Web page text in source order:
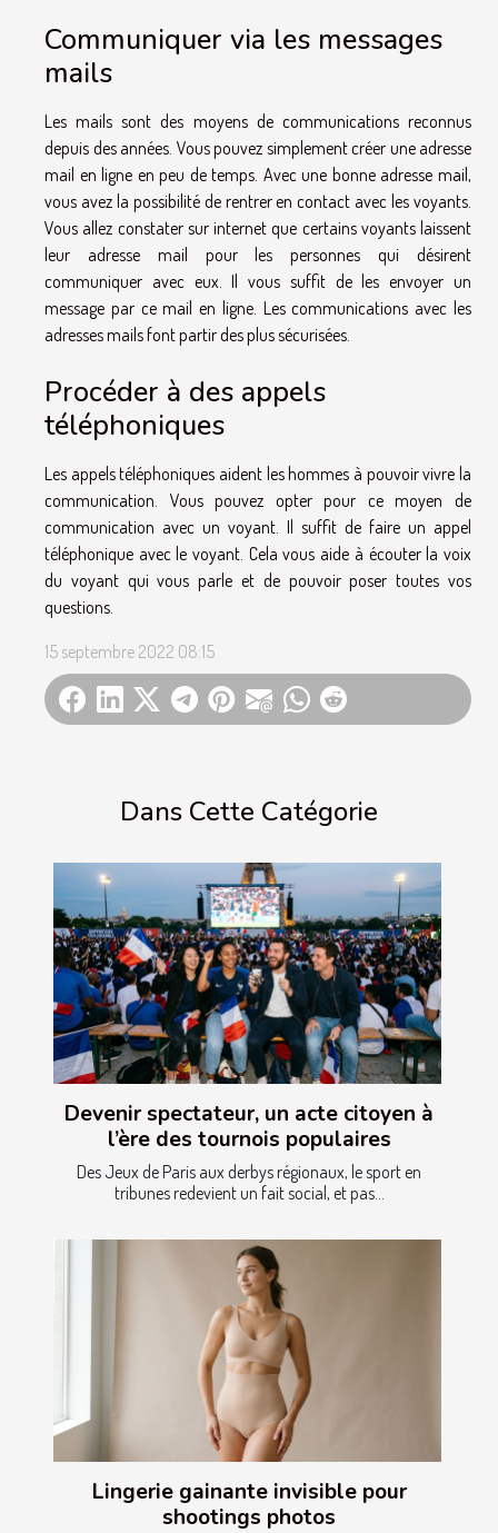
Dans Cette Catégorie
Devenir spectateur, un acte citoyen à
l’ère des tournois populaires
Des Jeux de Paris aux derbys régionaux, le sport en
tribunes redevient un fait social, et pas...
Lingerie gainante invisible pour
shootings photos
Communiquer via les messages
mails
Les mails sont des moyens de communications reconnus
depuis des années. Vous pouvez simplement créer une adresse
mail en ligne en peu de temps. Avec une bonne adresse mail,
vous avez la possibilité de rentrer en contact avec les voyants.
Vous allez constater sur internet que certains voyants laissent
leur adresse mail pour les personnes qui désirent
communiquer avec eux. Il vous suffit de les envoyer un
message par ce mail en ligne. Les communications avec les
adresses mails font partir des plus sécurisées.
Procéder à des appels
téléphoniques
Les appels téléphoniques aident les hommes à pouvoir vivre la
communication. Vous pouvez opter pour ce moyen de
communication avec un voyant. Il suffit de faire un appel
téléphonique avec le voyant. Cela vous aide à écouter la voix
du voyant qui vous parle et de pouvoir poser toutes vos
questions.
15 septembre 2022 08:15